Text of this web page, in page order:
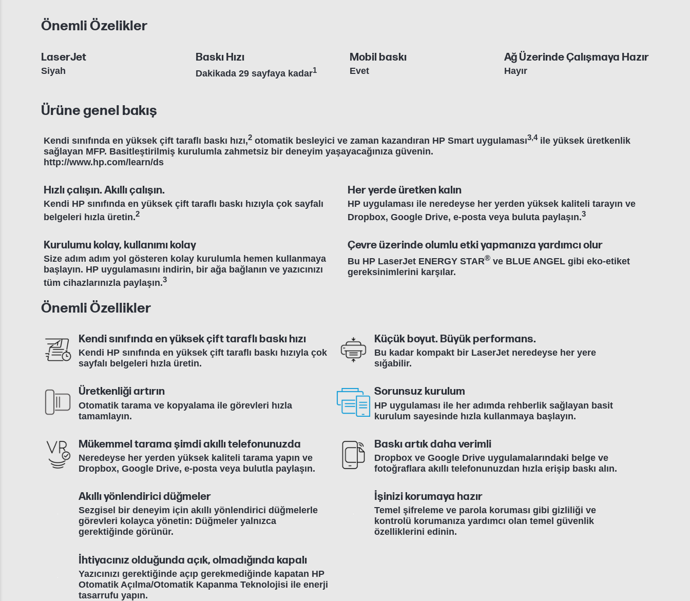
Önemli Özelikler
LaserJet
Siyah
Baskı Hızı
Dakikada 29 sayfaya kadar1
Mobil baskı
Evet
Ağ Üzerinde Çalışmaya Hazır
Hayır
Ürüne genel bakış
Kendi sınıfında en yüksek çift taraflı baskı hızı,2 otomatik besleyici ve zaman kazandıran HP Smart uygulaması3,4ile yüksek üretkenlik
sağlayan MFP. Basitleştirilmiş kurulumla zahmetsiz bir deneyim yaşayacağınıza güvenin.
http://www.hp.com/learn/ds
Hızlı çalışın. Akıllı çalışın.
Kendi HP sınıfında en yüksek çift taraflı baskı hızıyla çok sayfalı
belgeleri hızla üretin.2
Her yerde üretken kalın
HP uygulaması ile neredeyse her yerden yüksek kaliteli tarayın ve
Dropbox, Google Drive, e-posta veya buluta paylaşın.3
Kurulumu kolay, kullanımı kolay
Size adım adım yol gösteren kolay kurulumla hemen kullanmaya
başlayın. HP uygulamasını indirin, bir ağa bağlanın ve yazıcınızı
tüm cihazlarınızla paylaşın.3
Çevre üzerinde olumlu etki yapmanıza yardımcı olur
Bu HP LaserJet ENERGY STAR® ve BLUE ANGEL gibi eko-etiket
gereksinimlerini karşılar.
Önemli Özellikler
Kendi sınıfında en yüksek çift taraflı baskı hızı
Kendi HP sınıfında en yüksek çift taraflı baskı hızıyla çok
sayfalı belgeleri hızla üretin.
Küçük boyut. Büyük performans.
Bu kadar kompakt bir LaserJet neredeyse her yere
sığabilir.
Üretkenliği artırın
Otomatik tarama ve kopyalama ile görevleri hızla
tamamlayın.
Sorunsuz kurulum
HP uygulaması ile her adımda rehberlik sağlayan basit
kurulum sayesinde hızla kullanmaya başlayın.
Mükemmel tarama şimdi akıllı telefonunuzda
Neredeyse her yerden yüksek kaliteli tarama yapın ve
Dropbox, Google Drive, e-posta veya bulutla paylaşın.
Baskı artık daha verimli
Dropbox ve Google Drive uygulamalarındaki belge ve
fotoğraflara akıllı telefonunuzdan hızla erişip baskı alın.
Akıllı yönlendirici düğmeler
Sezgisel bir deneyim için akıllı yönlendirici düğmelerle
görevleri kolayca yönetin: Düğmeler yalnızca
gerektiğinde görünür.
İşinizi korumaya hazır
Temel şifreleme ve parola koruması gibi gizliliği ve
kontrolü korumanıza yardımcı olan temel güvenlik
özelliklerini edinin.
İhtiyacınız olduğunda açık, olmadığında kapalı
Yazıcınızı gerektiğinde açıp gerekmediğinde kapatan HP
Otomatik Açılma/Otomatik Kapanma Teknolojisi ile enerji
tasarrufu yapın.